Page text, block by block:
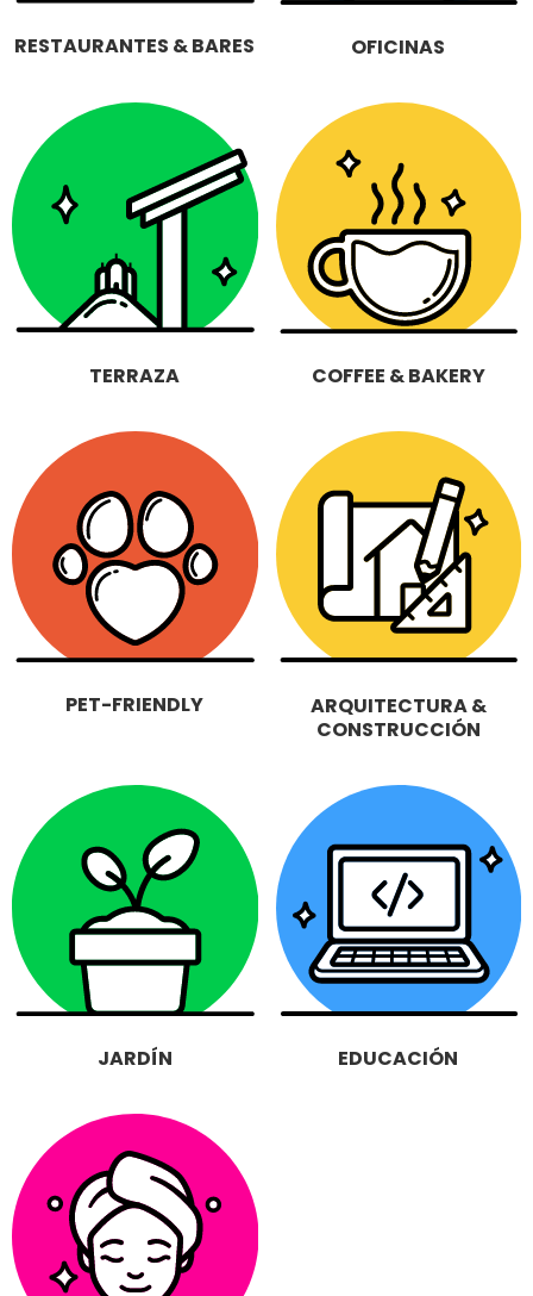
RESTAURANTES & BARES OFICINAS
TERRAZA COFFEE & BAKERY
PET-FRIENDLY
ARQUITECTURA &
CONSTRUCCIÓN
JARDÍN EDUCACIÓN